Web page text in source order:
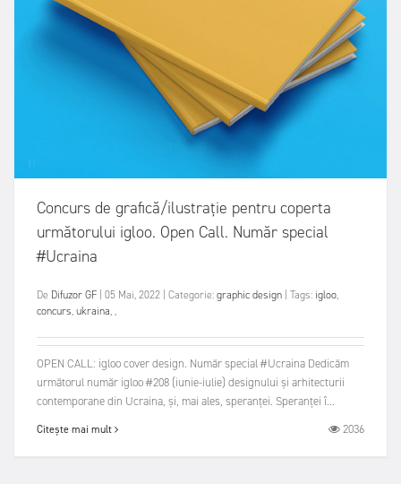
Concurs de grafică/ilustrație pentru coperta
următorului igloo. Open Call. Număr special
#Ucraina
De Difuzor GF 05 Mai, 2022 Categorie:graphic design Tags: igloo,
concurs,ukraina,,
OPEN CALL: igloo cover design. Număr special #Ucraina Dedicăm
următorul număr igloo #208 (iunie-iulie) designului și arhitecturii
contemporane din Ucraina, și, mai ales, speranței. Speranței î...
Citește mai mult 2036